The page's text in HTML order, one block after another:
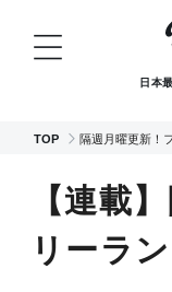
日本
TOP 隔週月曜更新！
【連載
リーラ